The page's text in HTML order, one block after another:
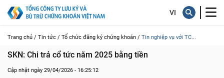
Trang chủ / Tin tức / Tổ chức đăng ký chứng khoán / Tin nghiệp vụ với TC...
SKN: Chi trả cổ tức năm 2025 bằng tiền
Cập nhật ngày 29/04/2026 - 16:25:12